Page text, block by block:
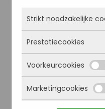
Strikt noodzakelijke
Deze cookies
überhaupt werkt.
kunnen niet worden
ze alleen geplaatst
inloggen, een
privacyvoorkeuren
zo instellen dat hij
Prestatiecookies
Met deze cookies
bezocht wordt,
komen en welke
kunnen we de
Voorkeurcookies
Deze cookies
Bijvoorbeeld
Marketingcookies